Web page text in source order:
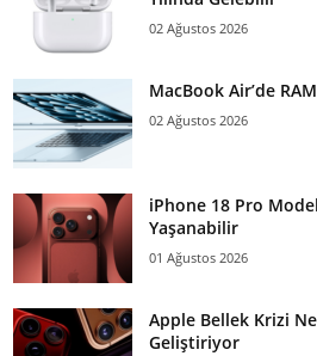
02 Ağustos 2026
MacBook Air’de
02 Ağustos 2026
iPhone 18 Pro
Yaşanabilir
01 Ağustos 2026
Apple Bellek Krizi
Geliştiriyor